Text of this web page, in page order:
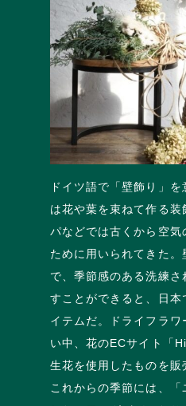
ドイツ語で「壁飾り」
は花や葉を束ねて作る装
パなどでは古くから空気
ために用いられてきた。
で、季節感のある洗練さ
すことができると、日本
イテムだ。ドライフラワ
い中、花のECサイト「
生花を使用したものを販
これからの季節には、「